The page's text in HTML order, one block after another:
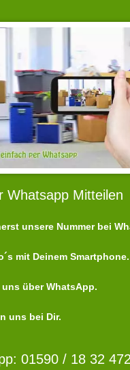
Whatsapp Mitteilen
unsere Nummer bei
mit Deinem Smartphone.
über WhatsApp.
uns bei Dir.
01590 / 18 32 472